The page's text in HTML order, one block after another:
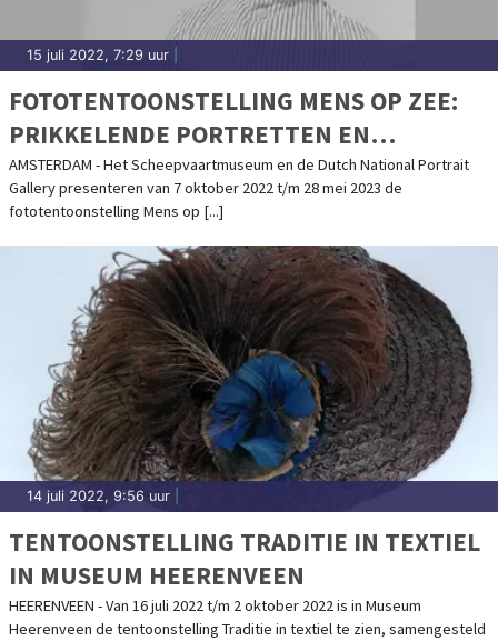
15 juli 2022, 7:29 uur
FOTOTENTOONSTELLING MENS OP ZEE:
PRIKKELENDE PORTRETTEN EN
VERHALEN
AMSTERDAM - Het Scheepvaartmuseum en de Dutch National Portrait
Gallery presenteren van 7 oktober 2022 t/m 28 mei 2023 de
fototentoonstelling Mens op [...]
14 juli 2022, 9:56 uur
TENTOONSTELLING TRADITIE IN TEXTIEL
IN MUSEUM HEERENVEEN
HEERENVEEN - Van 16 juli 2022 t/m 2 oktober 2022 is in Museum
Heerenveen de tentoonstelling Traditie in textiel te zien, samengesteld